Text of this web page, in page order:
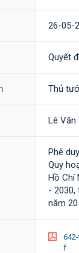
26-05-
Quyết
Thủ
Lê Văn
Phê
Quy
Hồ Chí
- 2030,
năm
f